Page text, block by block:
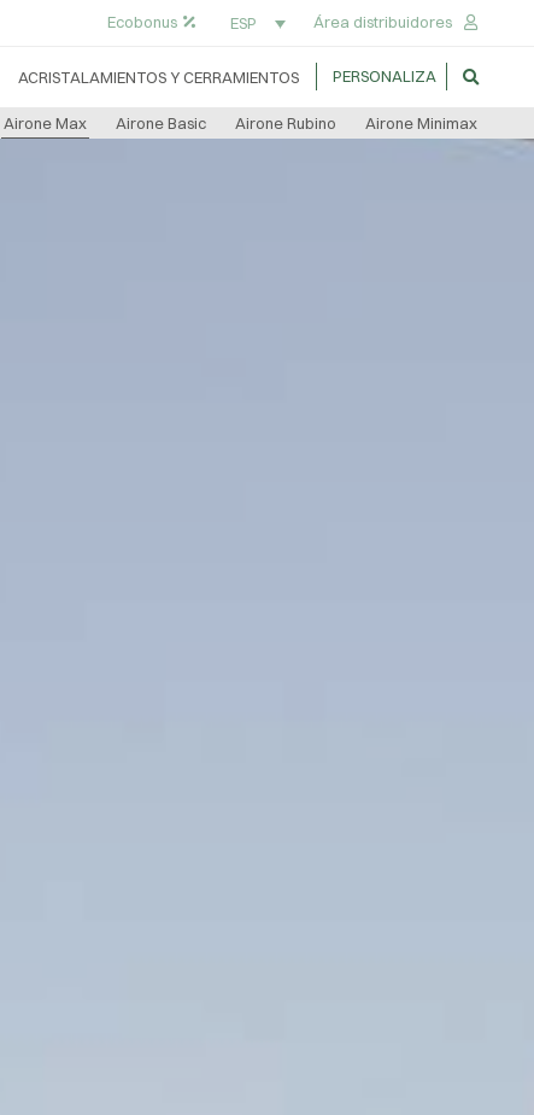
Ecobonus ESP Área distribuidores
ACRISTALAMIENTOS Y CERRAMIENTOS PERSONALIZA
Airone Max Airone Basic Airone Rubino Airone Minimax